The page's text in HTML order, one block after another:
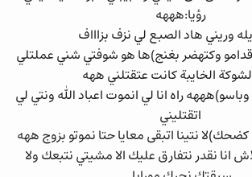
رؤيا:هههه
وريني هاد الصبع لي نزف بزاااف
وكتهضر بغنج)ها هو شوفتي شني عملتلي
الخايبة كانت عتقتلني ههه
راه انا لي انموت اعباد الله ونتي لي
اتقتليني
نتينا اتبقى معايا حتا نموتو بزوج ههه
نقدر نتفارق عليك الا مشيتي نتبعك ولا